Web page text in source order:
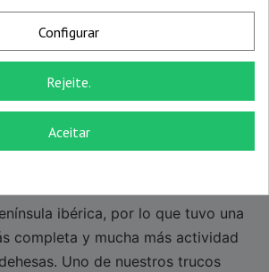
que está criado en granja.
de cebo de
campo
de cebo de campo, o jamón de
ibérica, por lo que tuvo una
completa y mucha más actividad
Uno de nuestros trucos
Configurar
Rejeite.
Aceitar